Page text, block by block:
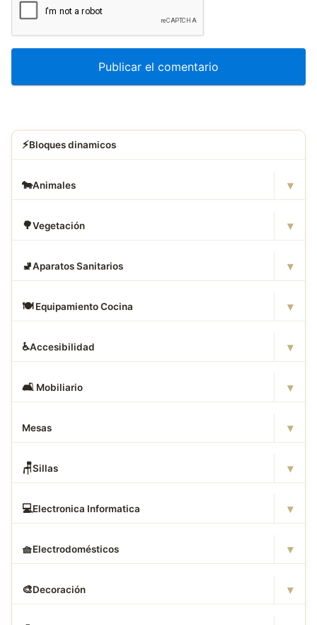
⚡Bloques dinamicos
🐄Animales ▾
🌳Vegetación ▾
🚽Aparatos Sanitarios ▾
🍽️ Equipamiento Cocina ▾
♿Accesibilidad ▾
🛋 ️ Mobiliario ▾
Mesas ▾
🪑Sillas ▾
💻Electronica Informatica ▾
🧺Electrodomésticos ▾
🎨Decoración ▾